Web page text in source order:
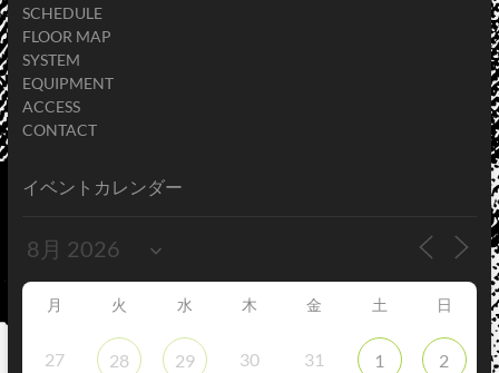
SCHEDULE
FLOOR MAP
SYSTEM
EQUIPMENT
ACCESS
CONTACT
イベントカレンダー
月 火 水 木 金 土 日
27 28 29 30 31 1 2